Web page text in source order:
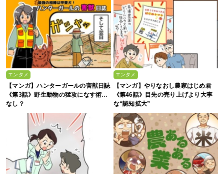
エンタメ
【マンガ】ハンターガールの害獣日誌
《第3話》野生動物の猛攻になす術…
なし？
エンタメ
【マンガ】やりなおし農家はじめ君
《第46話》目先の売り上げより大事
な“認知拡大”